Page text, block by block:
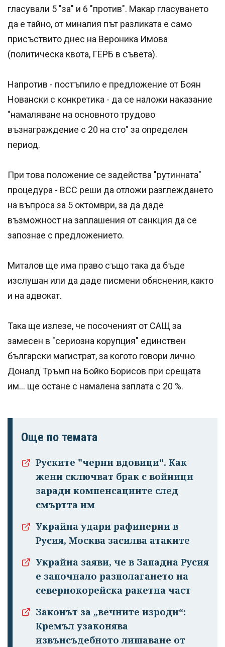
гласували 5 "за" и 6 "против". Макар гласуването
да е тайно, от миналия път разликата е само
присъствито днес на Вероника Имова
(политическа квота, ГЕРБ в съвета).
Напротив - постъпило е предложение от Боян
Новански с конкретика - да се наложи наказание
"намаляване на основното трудово
възнаграждение с 20 на сто" за определен
период.
При това положение се задейства "рутинната"
процедура - ВСС реши да отложи разглеждането
на въпроса за 5 октомври, за да даде
възможност на заплашения от санкция да се
запознае с предложението.
Миталов ще има право също така да бъде
изслушан или да даде писмени обяснения, както
и на адвокат.
Така ще излезе, че посоченият от САЩ за
замесен в "сериозна корупция" единствен
български магистрат, за когото говори лично
Доналд Тръмп на Бойко Борисов при срещата
им... ще остане с намалена заплата с 20 %.
Още по темата
Руските "черни вдовици". Как
жени сключват брак с войници
заради компенсациите след
смъртта им
Украйна удари рафинерии в
Русия, Москва засилва атаките
Украйна заяви, че в Западна Русия
е започнало разполагането на
севернокорейска ракетна част
Законът за „вечните изроди“:
Кремъл узаконява
извънсъдебното лишаване от